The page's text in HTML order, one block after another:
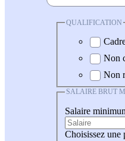
QUALIFICATION
Non
Non
SALAIRE BRUT
Salaire
Choisissez une